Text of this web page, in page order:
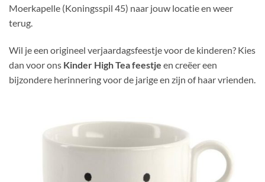
Moerkapelle (Koningsspil 45) naar jouw locatie en weer
terug.
Wil je een origineel verjaardagsfeestje voor de kinderen? Kies
dan voor ons Kinder High Tea feestje en creëer een
bijzondere herinnering voor de jarige en zijn of haar vrienden.